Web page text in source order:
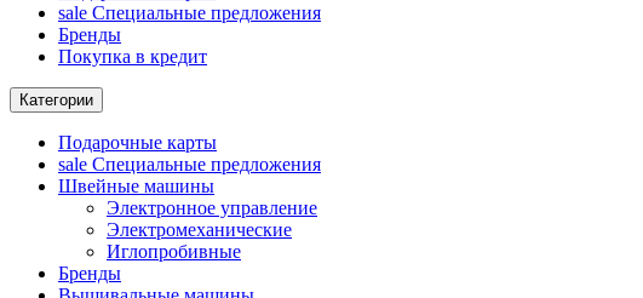
sale Специальные предложения
Бренды
Покупка в кредит
Категории
Подарочные карты
sale Специальные предложения
Швейные машины
Электронное управление
Электромеханические
Иглопробивные
Бренды